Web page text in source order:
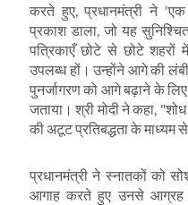
करते हुए,प्रधानमंत्री ने 'एक
प्रकाश डाला ,जो यह
पत्रिकाएँ छोटे से छोटे शहरों
उपलब्ध हों। उन्होंने आगे की
पुनर्जागरण को आगे बढ़ाने के लिए
जताया। श्री मोदी ने कहा , "
की अटूट प्रतिबद्धता के माध्यम
प्रधानमंत्री ने स्नातकों को
आगाह करते हुए उनसे आग्रह